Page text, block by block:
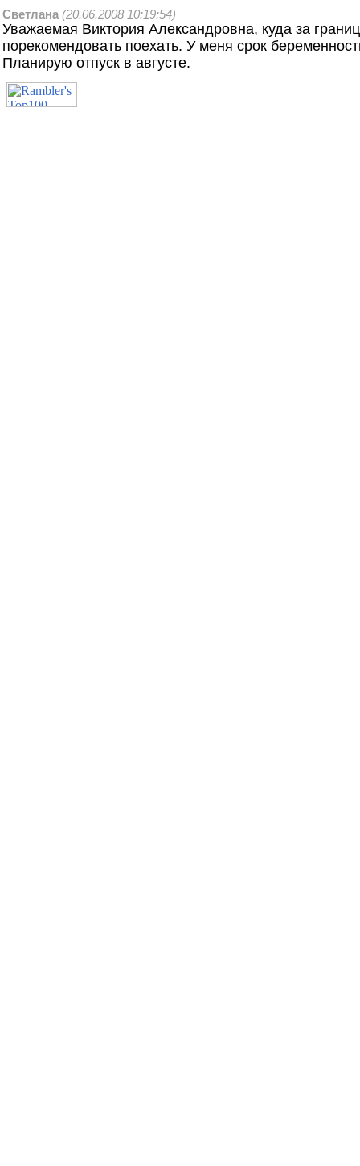
Светлана (20.06.2008 10:19:54)
Уважаемая Виктория Александровна, куда за
порекомендовать поехать. У меня срок
Планирую отпуск в августе.